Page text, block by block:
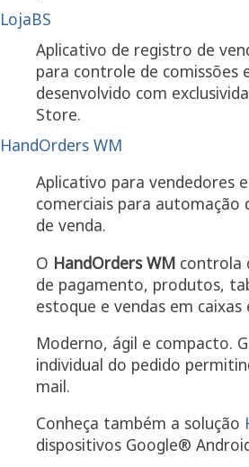
LojaBS
Aplicativo de registro de
para controle de comissões
desenvolvido com
Store.
HandOrders WM
Aplicativo para vendedores
comerciais para automação
de venda.
O HandOrders WM controla
de pagamento, produtos,
estoque e vendas em caixas
Moderno, ágil e compacto.
individual do pedido
mail.
Conheça também a solução
dispositivos Google®